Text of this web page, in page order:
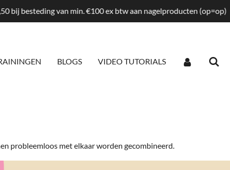
bij besteding van min. €100 ex btw aan nagelproducten (op=op)
BLOGS VIDEO TUTORIALS
probleemloos met elkaar worden gecombineerd.